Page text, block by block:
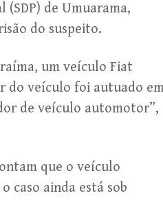
(SDP) de Umuarama,
do suspeito.
um veículo Fiat
do veículo foi autuado
de veículo automotor”,
que o veículo
caso ainda está sob